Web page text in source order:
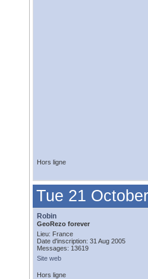
Hors ligne
Tue 21
Robin
GeoRezo forever
Lieu: France
Date d'inscription: 31 Aug 2005
Messages: 13619
Site web
Hors ligne